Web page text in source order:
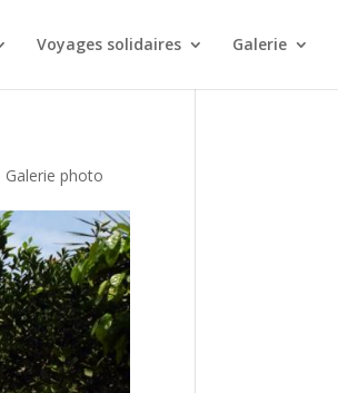
Voyages solidaires Galerie
Galerie photo